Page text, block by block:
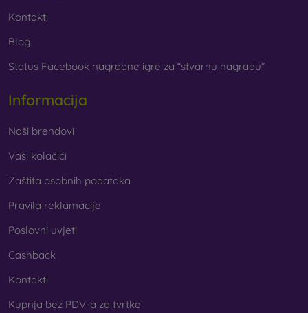
Kontakti
Blog
Status Facebook nagradne igre za “stvarnu nagradu”
Informacija
Naši brendovi
Vaši kolačići
Zaštita osobnih podataka
Pravila reklamacije
Poslovni uvjeti
Cashback
Kontakti
Kupnja bez PDV-a za tvrtke